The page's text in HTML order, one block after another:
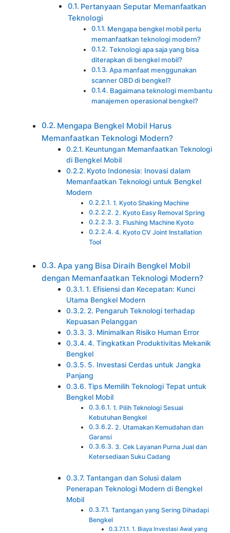
Pertanyaan Seputar Memanfaatkan
Teknologi
Mengapa bengkel mobil perlu
memanfaatkan teknologi modern?
Teknologi apa saja yang bisa
diterapkan di bengkel mobil?
Apa manfaat menggunakan
scanner OBD di bengkel?
Bagaimana teknologi membantu
manajemen operasional bengkel?
Mengapa Bengkel Mobil Harus
Memanfaatkan Teknologi Modern?
Keuntungan Memanfaatkan Teknologi
di Bengkel Mobil
Kyoto Indonesia: Inovasi dalam
Memanfaatkan Teknologi untuk Bengkel
Modern
1. Kyoto Shaking Machine
2. Kyoto Easy Removal Spring
3. Flushing Machine Kyoto
4. Kyoto CV Joint Installation
Tool
Apa yang Bisa Diraih Bengkel Mobil
dengan Memanfaatkan Teknologi Modern?
1. Efisiensi dan Kecepatan: Kunci
Utama Bengkel Modern
2. Pengaruh Teknologi terhadap
Kepuasan Pelanggan
3. Minimalkan Risiko Human Error
4. Tingkatkan Produktivitas Mekanik
Bengkel
5. Investasi Cerdas untuk Jangka
Panjang
Tips Memilih Teknologi Tepat untuk
Bengkel Mobil
1. Pilih Teknologi Sesuai
Kebutuhan Bengkel
2. Utamakan Kemudahan dan
Garansi
3. Cek Layanan Purna Jual dan
Ketersediaan Suku Cadang
Tantangan dan Solusi dalam
Penerapan Teknologi Modern di Bengkel
Mobil
Tantangan yang Sering Dihadapi
Bengkel
1. Biaya Investasi Awal yang